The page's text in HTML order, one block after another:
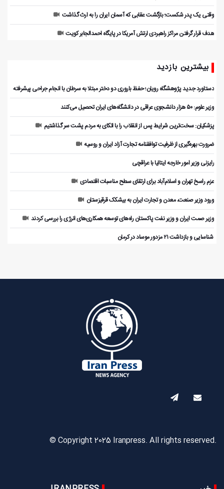
وقتی یک پدر شکست؛ بازگشت عقابی که آسمان ایران را به ارث گذاشت
هدف قرار گرفتن مراکز راهبردی ارتش آمریکا در پایگاه احمدالجابر کویت
بیشترین بازدید
دستاورد جدید پژوهشگاه رویان؛ حفظ باروری دو دختر مبتلا به سرطان با انجام جراحی پیشرفته
وزیر علوم: ۵۰ هزار دانشجوی عراقی در دانشگاه‌های ایران تحصیل می‌کنند
پزشکیان: سخت‌ترین شرایط پس از انقلاب را با اتکای به مردم پشت سر گذاشتیم
ضرورت بهره‌گیری از ظرفیت توافقنامه تجارت آزاد ایران و روسیه
رایزنی وزیر امور خارجه ایتالیا با عراقچی
عزم راسخ تهران و اسلام‌آباد برای ارتقای سطح مناسبات اقتصادی
ورود وزیر صنعت، معدن و تجارت ایران به بیشکک قرقیزستان
وزیر صمت ایران و وزیر نفت پاکستان راه‌های توسعه همکاری‌های انرژی را بررسی کردند
️ شناسایی و بازداشت ۲۱ مزدور موساد در کرمان
© Copyright 2025 Iranpress. All rights reserved.